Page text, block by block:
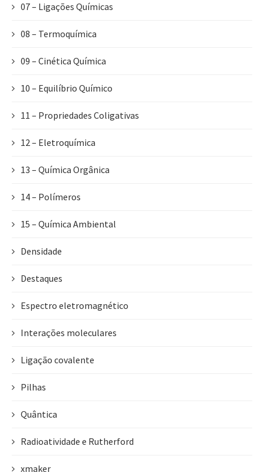
07 – Ligações Químicas
08 – Termoquímica
09 – Cinética Química
10 – Equilíbrio Químico
11 – Propriedades Coligativas
12 – Eletroquímica
13 – Química Orgânica
14 – Polímeros
15 – Química Ambiental
Densidade
Destaques
Espectro eletromagnético
Interações moleculares
Ligação covalente
Pilhas
Quântica
Radioatividade e Rutherford
xmaker